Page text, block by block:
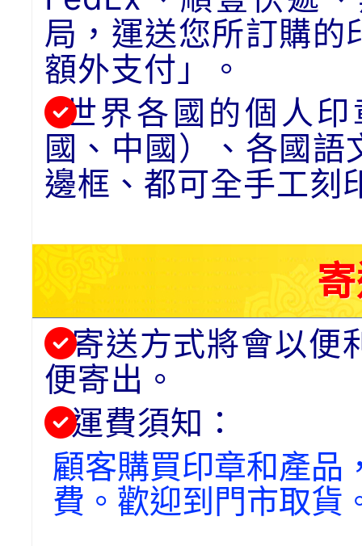
局，運送您所訂購的
額外支付」。
世界各國的個人
國、中國）、各國
邊框、都可全手工刻
寄送方式將會以便
便寄出。
運費須知：
顧客購買印章和產品
費。歡迎到門市取貨